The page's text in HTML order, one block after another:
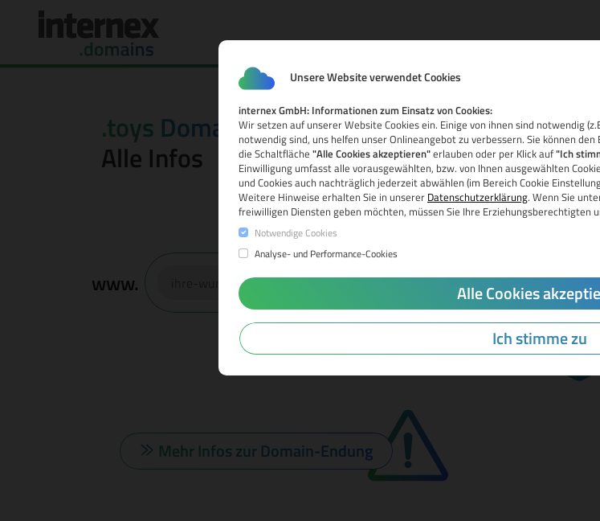
Unsere Website verwendet Cookies
internex GmbH: Informationen zum Einsatz von Cookies:
Wir setzen auf unserer Website Cookies ein. Einige von ihnen sind notwendig
notwendig sind, uns helfen unser Onlineangebot zu verbessern. Sie können
die Schaltfläche "Alle Cookies akzeptieren"erlauben oder per Klick auf"Ich
Einwilligung umfasst alle vorausgewählten, bzw. von Ihnen ausgewählten
und Cookies auch nachträglich jederzeit abwählen (im Bereich Cookie
Weitere Hinweise erhalten Sie in unserer Datenschutzerklärung. Wenn Sie
freiwilligen Diensten geben möchten, müssen Sie Ihre Erziehungsberechtigten
Notwendige Cookies
Analyse- und Performance-Cookies
Alle Cookies
Ich stimme zu
.toys Domain
Alle Infos
www. Jetzt Domain prüfen
Mehr Infos zur Domain-Endung